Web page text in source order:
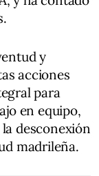
y
acciones
para
en equipo,
desconexión
madrileña.